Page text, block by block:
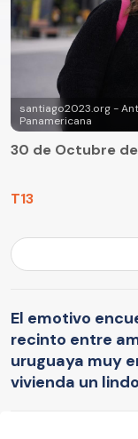
santiago2023.org -
Panamericana
T13
30 de Octubre
El emotivo
recinto entre
uruguaya muy
vivienda un